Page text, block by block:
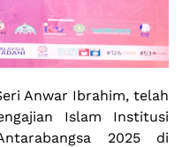
Anwar Ibrahim, telah
Islam Institusi
2025 di